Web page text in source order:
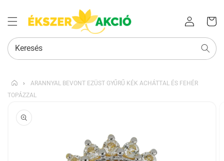
Bejelentkezés
kosara
Keresés
›
ARANNYAL BEVONT EZÜST GYŰRŰ KÉK ACHÁTTAL ÉS FEHÉR
TOPÁZZAL
UGRÁS A
TERMÉKADATOKRA